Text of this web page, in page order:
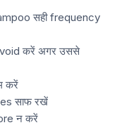
सही frequency
करें अगर उससे
करें
साफ रखें
न करें